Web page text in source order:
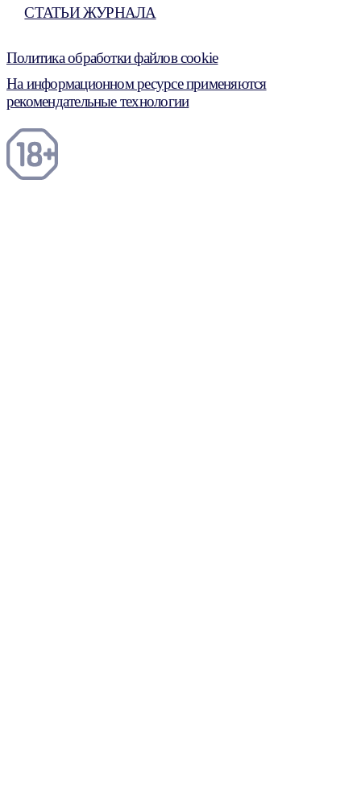
СТАТЬИ ЖУРНАЛА
Политика обработки файлов cookie
На информационном ресурсе применяются
рекомендательные технологии